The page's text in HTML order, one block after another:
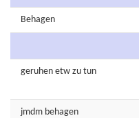
Behagen
geruhen etw zu tun
jmdm behagen